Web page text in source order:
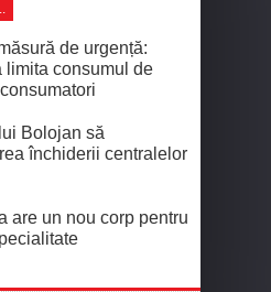
de urgență:
limita consumul de
Bolojan să
închiderii centralelor
are un nou corp pentru